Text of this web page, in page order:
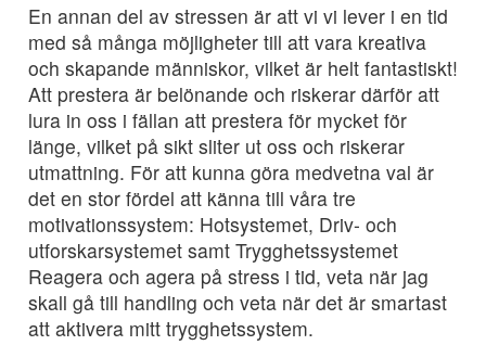
En annan del av stressen är att vi vi lever i en tid
med så många möjligheter till att vara kreativa
och skapande människor, vilket är helt fantastiskt!
Att prestera är belönande och riskerar därför att
lura in oss i fällan att prestera för mycket för
länge, vilket på sikt sliter ut oss och riskerar
utmattning. För att kunna göra medvetna val är
det en stor fördel att känna till våra tre
motivationssystem: Hotsystemet, Driv- och
utforskarsystemet samt Trygghetssystemet
Reagera och agera på stress i tid, veta när jag
skall gå till handling och veta när det är smartast
att aktivera mitt trygghetssystem.